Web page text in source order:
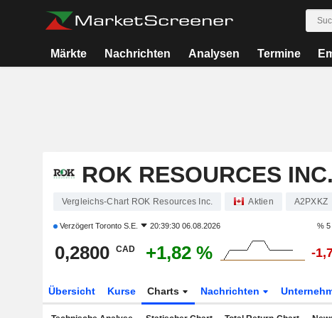
Märkte Nachrichten Analysen Termine
ROK RESOURCES INC.
Vergleichs-Chart ROK Resources Inc. Aktien A2PXKZ
Verzögert Toronto S.E. 20:39:30 06.08.2026 % 5
0,2800 CAD +1,82 % -
Übersicht Kurse Charts Nachrichten